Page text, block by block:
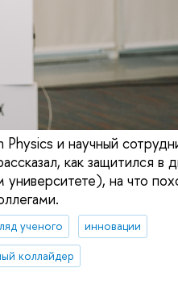
и научный
как защитился в
на что
ученого
инновации
коллайдер